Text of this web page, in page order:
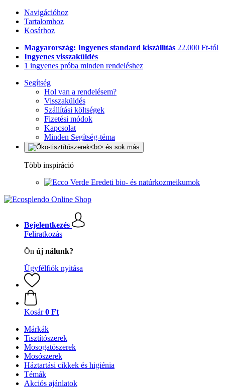
Navigációhoz
Tartalomhoz
Kosárhoz
Magyarország: Ingyenes standard kiszállítás 22.000 Ft-tól
Ingyenes visszaküldés
1 ingyenes próba minden rendeléshez
Segítség
Hol van a rendelésem?
Visszaküldés
Szállítási költségek
Fizetési módok
Kapcsolat
Minden Segítség-téma
Több inspiráció
Eredeti bio- és natúrkozmeikumok
Bejelentkezés
Feliratkozás
Ön új nálunk?
Ügyfélfiók nyitása
Kosár 0 Ft
Márkák
Tisztítószerek
Mosogatószerek
Mosószerek
Háztartási cikkek és higiénia
Témák
Akciós ajánlatok